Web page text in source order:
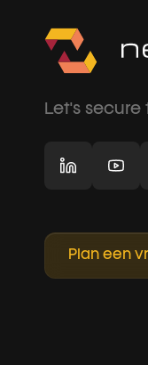
Let's
Plan een